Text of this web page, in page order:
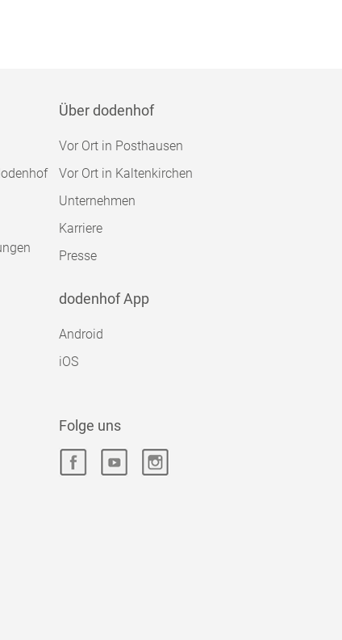
Über dodenhof
Vor Ort in Posthausen
Vor Ort in Kaltenkirchen
Unternehmen
Karriere
Presse
dodenhof App
Android
iOS
Folge uns